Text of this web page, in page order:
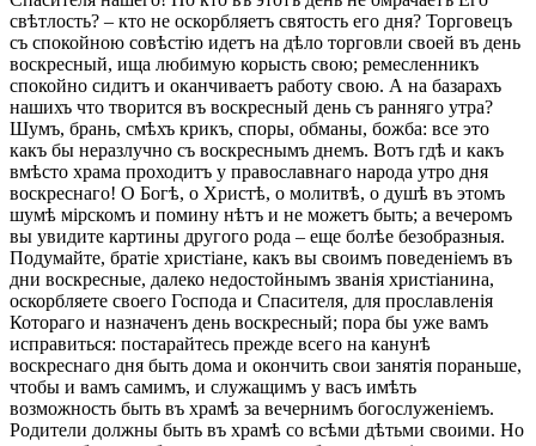
свѣтлость? – кто не оскорбляетъ святость его дня? Торговецъ
съ спокойною совѣстію идетъ на дѣло торговли своей въ день
воскресный, ища любимую корысть свою; ремесленникъ
спокойно сидитъ и оканчиваетъ работу свою. А на базарахъ
нашихъ что творится въ воскресный день съ ранняго утра?
Шумъ, брань, смѣхъ крикъ, споры, обманы, божба: все это
какъ бы неразлучно съ воскреснымъ днемъ. Вотъ гдѣ и какъ
вмѣсто храма проходитъ у православнаго народа утро дня
воскреснаго! О Богѣ, о Христѣ, о молитвѣ, о душѣ въ этомъ
шумѣ мірскомъ и помину нѣтъ и не можетъ быть; а вечеромъ
вы увидите картины другого рода – еще болѣе безобразныя.
Подумайте, братіе христіане, какъ вы своимъ поведеніемъ въ
дни воскресные, далеко недостойнымъ званія христіанина,
оскорбляете своего Господа и Спасителя, для прославленія
Котораго и назначенъ день воскресный; пора бы уже вамъ
исправиться: постарайтесь прежде всего на канунѣ
воскреснаго дня быть дома и окончить свои занятія пораньше,
чтобы и вамъ самимъ, и служащимъ у васъ имѣть
возможность быть въ храмѣ за вечернимъ богослуженіемъ.
Родители должны быть въ храмѣ со всѣми дѣтьми своими. Но